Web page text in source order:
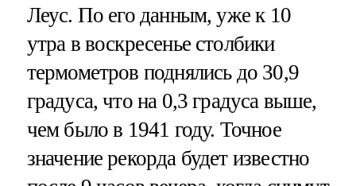
Леус. По его данным, уже к 10
утра в воскресенье столбики
термометров поднялись до 30,9
градуса, что на 0,3 градуса выше,
чем было в 1941 году. Точное
значение рекорда будет известно